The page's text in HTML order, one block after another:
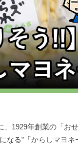
、1929年創業の「お
なる”「からしマヨ